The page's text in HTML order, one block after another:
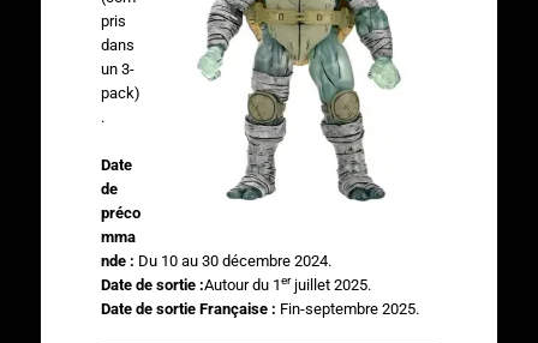
pris
dans
un 3-
pack)
.
Date
de
préco
mma
nde : Du 10 au 30 décembre 2024.
Date de sortie :Autour du 1erjuillet 2025.
Date de sortie Française : Fin-septembre 2025.